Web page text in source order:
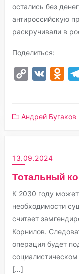
остались без
антироссийскую
раскручивали в
Поделиться:
Copy
VK
Андрей Бугаков
13.09.2024
Тотальный
К 2030 году
необходимости
считает
Корнилов.
операция будет
социалистическом
[…]